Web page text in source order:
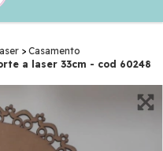
> Casamento
a laser 33cm - cod 60248